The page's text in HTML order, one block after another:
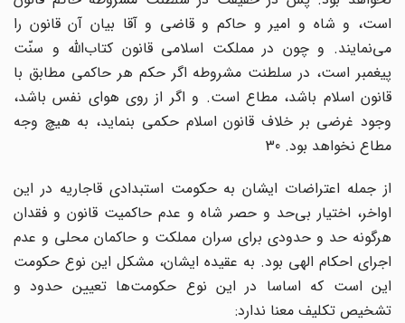
است، و شاه و امیر و حاکم و قاضی و آقا بیان آن قانون را
می‌نمایند. و چون در مملکت اسلامی قانون کتاب‌اللّه و سنّت
پیغمبر است، در سلطنت مشروطه اگر حکم هر حاکمی مطابق با
قانون اسلام باشد، مطاع است. و اگر از روی هوای نفس باشد،
وجود غرضی بر خلاف قانون اسلام حکمی بنماید، به هیچ وجه
مطاع نخواهد بود. 30
از جمله اعتراضات ایشان به حکومت استبدادی قاجاریه در این
اواخر، اختیار بی‌حد و حصر شاه و عدم حاکمیت قانون و فقدان
هرگونه حد و حدودی برای سران مملکت و حاکمان محلی و عدم
اجرای احکام الهی بود. به عقیده ایشان، مشکل این نوع حکومت
این است که اساسا در این نوع حکومت‌ها تعیین حدود و
تشخیص تکلیف معنا ندارد: